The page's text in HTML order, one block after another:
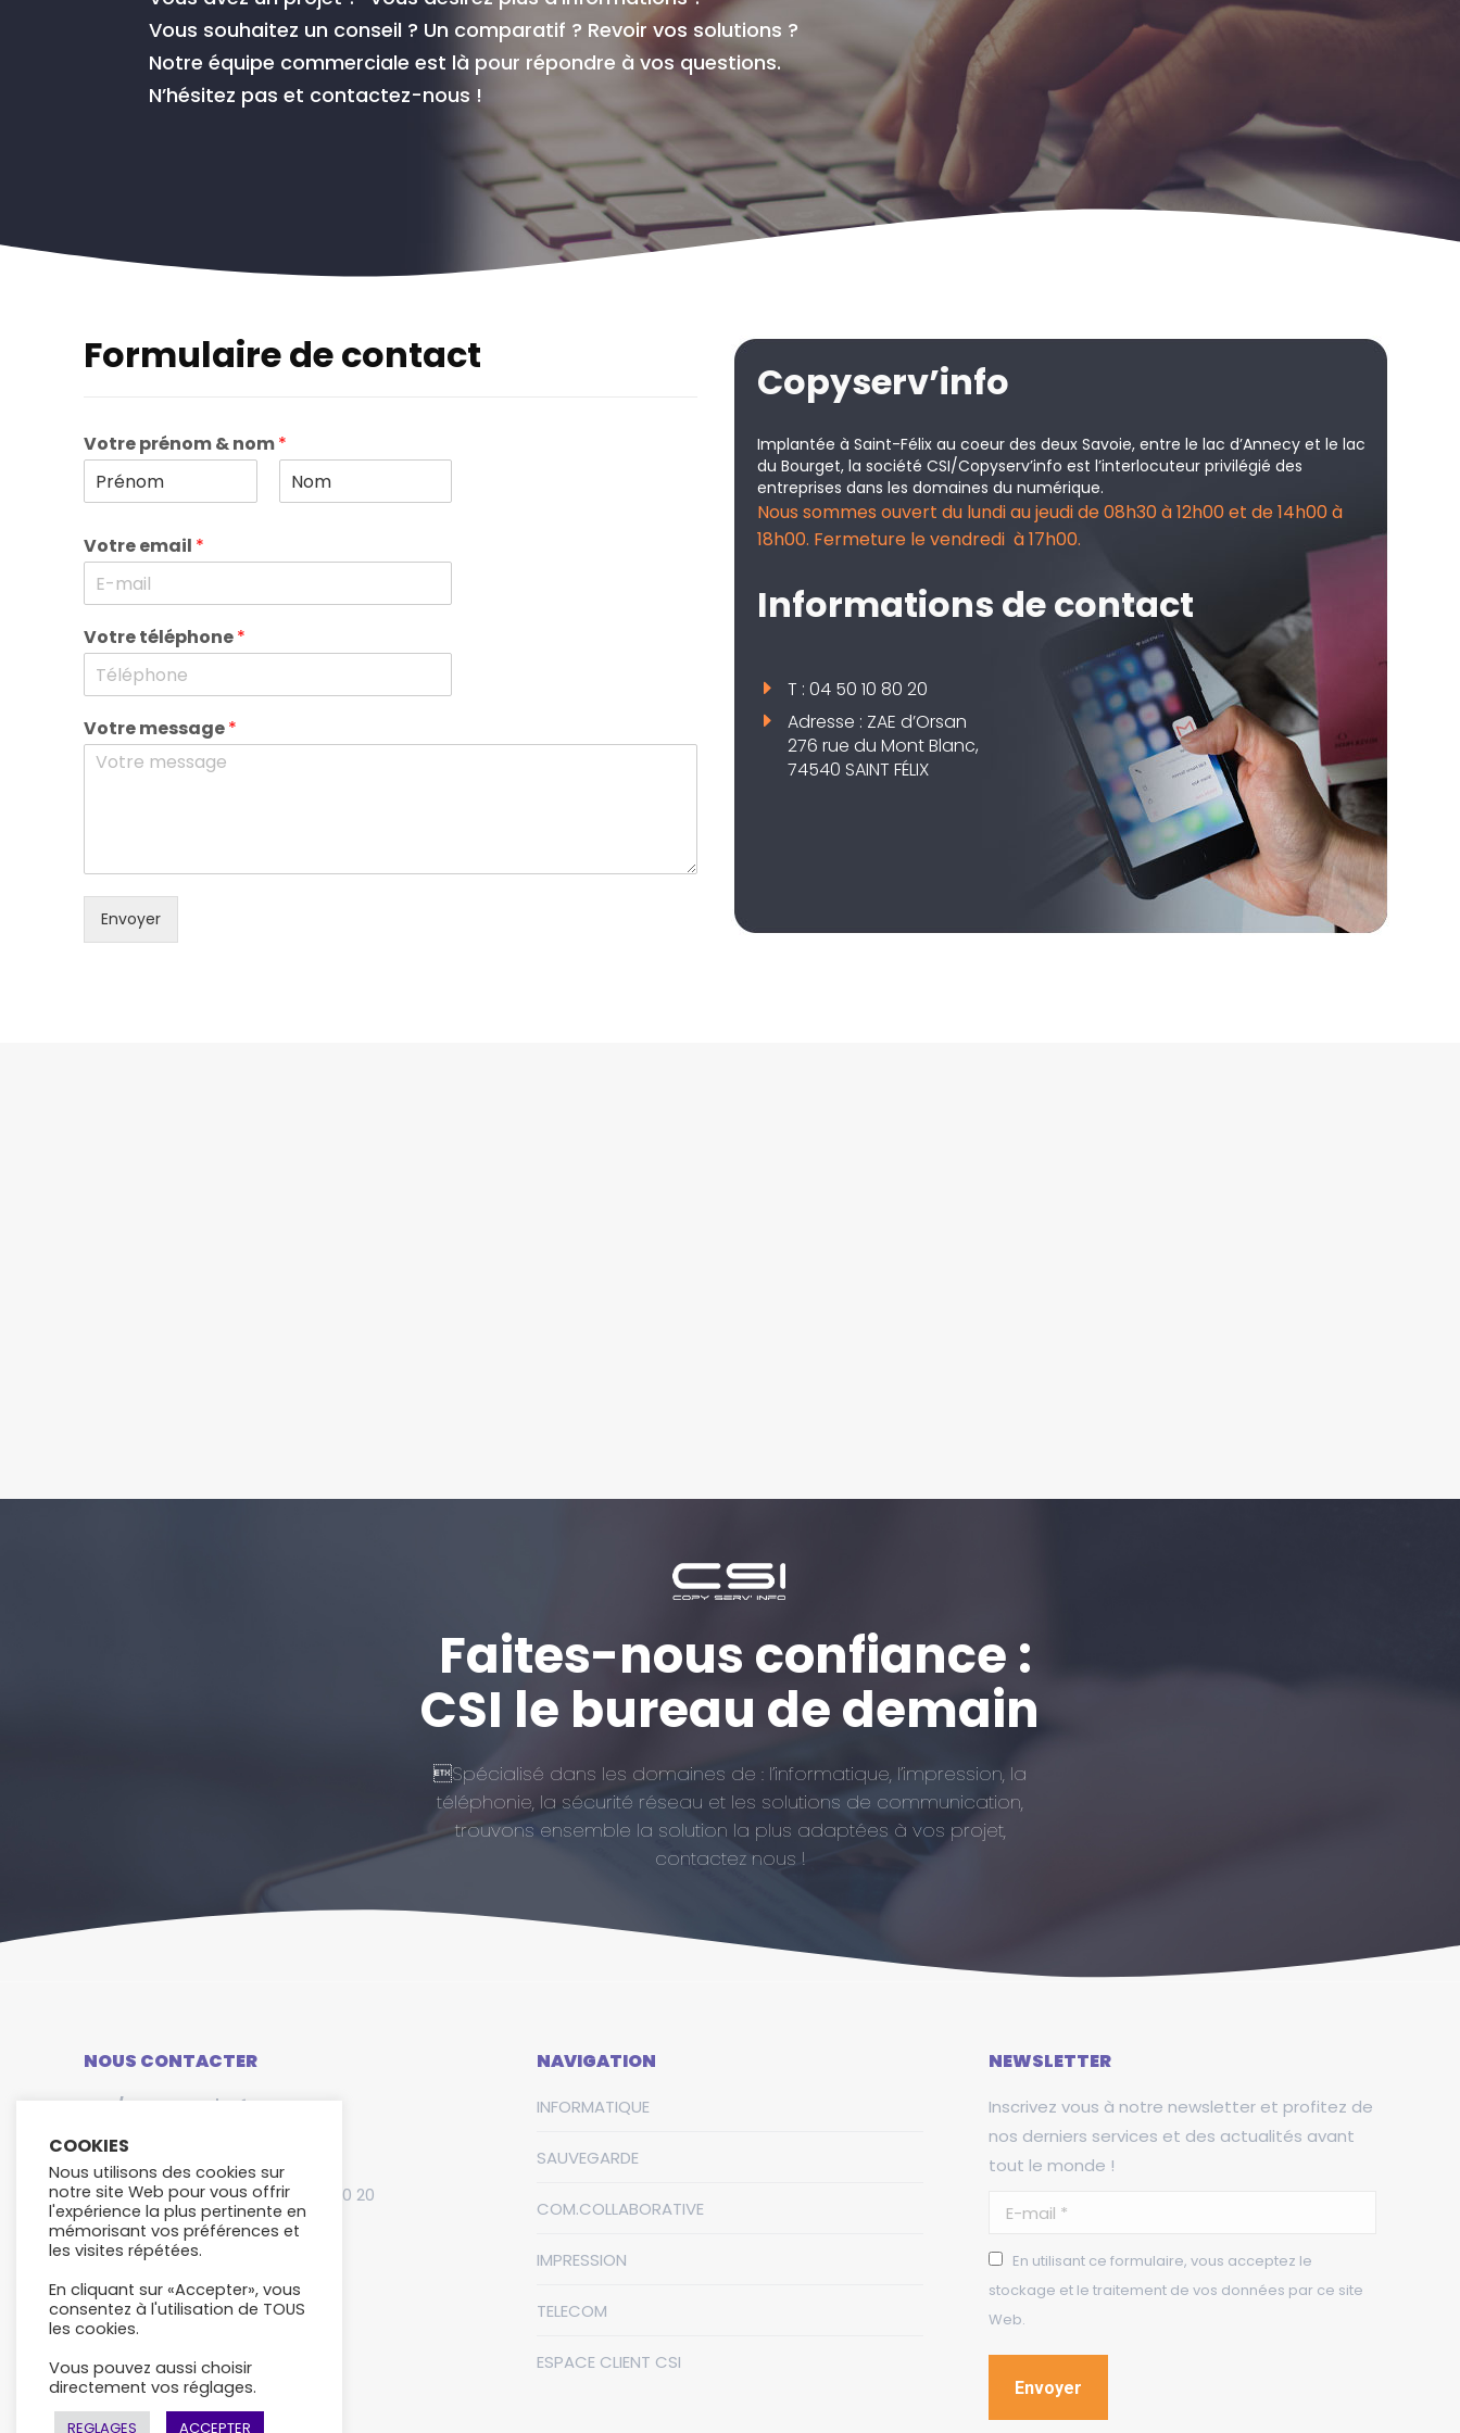
Vous souhaitez un conseil ? Un comparatif ? Revoir vos solutions ?
Notre équipe commerciale est là pour répondre à vos questions.
N’hésitez pas et contactez-nous !
Formulaire de contact
Votre prénom & nom*
Votre email *
Votre téléphone*
Votre message*
Envoyer
Copyserv’info
Implantée à Saint-Félix au coeur des deux Savoie, entre le lac d’Annecy et le lac
du Bourget, la société CSI/Copyserv’info est l’interlocuteur privilégié des
entreprises dans les domaines du numérique.
Nous sommes ouvert du lundi au jeudi de 08h30 à 12h00 et de 14h00 à
18h00. Fermeture le vendredi à 17h00.
Informations de contact
T : 04 50 10 80 20
Adresse : ZAE d’Orsan
276 rue du Mont Blanc,
74540 SAINT FÉLIX
Faites-nous confiance :
CSI le bureau de demain
Spécialisé dans les domaines de : l’informatique, l’impression, la
téléphonie, la sécurité réseau et les solutions de communication,
trouvons ensemble la solution la plus adaptées à vos projet,
contactez nous !
NOUS CONTACTER
CSI / Copy Serv' Info
276 Rue du Mont Blanc
ZAE D'Orsan
74540 Saint-Félix Tél : 04 50 10 80 20
Trouvez nous sur :
Facebook
page
opens
in
new
window
LinkedIn
page
opens
in
new
window
Instagram
page
opens
new
window
NAVIGATION
INFORMATIQUE
SAUVEGARDE
COM.COLLABORATIVE
IMPRESSION
TELECOM
ESPACE CLIENT CSI
NEWSLETTER
Inscrivez vous à notre newsletter et profitez de
nos derniers services et des actualités avant
tout le monde !
E-mail *
En utilisant ce formulaire, vous acceptez le
stockage et le traitement de vos données par ce site
Web.
Envoyer
COOKIES
Nous utilisons des cookies sur
notre site Web pour vous offrir
l'expérience la plus pertinente en
mémorisant vos préférences et
les visites répétées.
En cliquant sur «Accepter», vous
consentez à l'utilisation de TOUS
les cookies.
Vous pouvez aussi choisir
directement vos réglages.
REGLAGES ACCEPTER